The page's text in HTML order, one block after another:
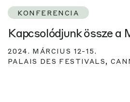
KONFERENCIA
Kapcsolódjunk össze
2024. MÁRCIUS 12-15.
PALAIS DES FESTIVALS,